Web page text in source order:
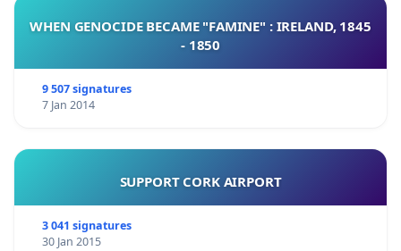
WHEN GENOCIDE BECAME "FAMINE" : IRELAND, 1845
- 1850
9 507 signatures
7 Jan 2014
SUPPORT CORK AIRPORT
3 041 signatures
30 Jan 2015